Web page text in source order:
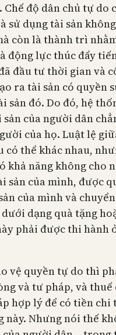
. Chế độ dân chủ tự do
sử dụng tài sản
còn là thành trì
động lực thúc đẩy
đầu tư thời gian và
ra tài sản có quyền
sản đó. Do đó, hệ
của người dân
của họ. Luật lệ
có thể khác nhau,
khả năng không cho
sản của mình, được
của mình và chuyển
dạng quà tặng
phải được thi hành
vệ quyền tự do thì
và tư pháp, và
hợp lý để có tiền chi
này. Nhưng nói thế